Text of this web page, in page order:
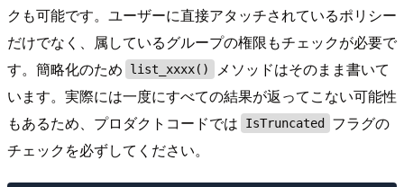
クも可能です。ユーザーに直接アタッチされているポリシー
だけでなく、属しているグループの権限もチェックが必要で
す。簡略化のため
list_xxxx()
メソッドはそのまま書いて
います。実際には一度にすべての結果が返ってこない可能性
もあるため、プロダクトコードでは
IsTruncated
フラグの
チェックを必ずしてください。